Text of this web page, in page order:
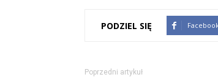
PODZIEL SIĘ
Poprzedni artykuł